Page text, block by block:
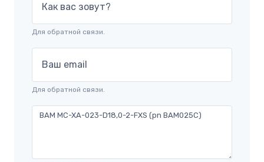
Как вас зовут?
Для обратной связи.
Ваш email
Для обратной связи.